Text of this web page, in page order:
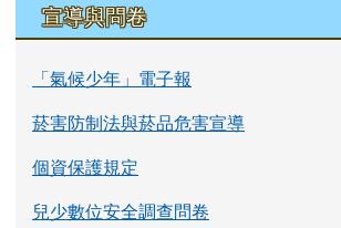
宣導與問卷
「氣候少年」電子報
菸害防制法與菸品危害宣導
個資保護規定
兒少數位安全調查問卷